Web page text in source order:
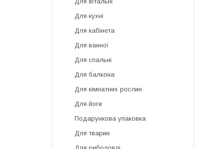
Для кухні
Для кабінета
Для ванної
Для спальні
Для балкона
Для кімнатних рослин
Для йоги
Подарункова упаковка
Для тварин